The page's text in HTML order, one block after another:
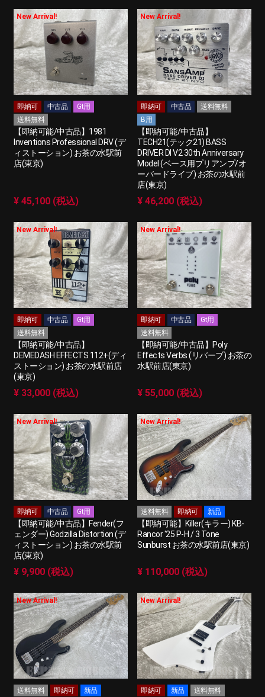
New Arrival!
即納可 中古品
Gt用
送料無料
【即納可能/中古品】1981
Inventions Professional DRV (デ
ィストーション) お茶の水駅前
店(東京)
¥ 45,100 (税込)
New Arrival!
即納可 中古品
送料無料
B用
【即納可能/中古品】
TECH21(テック21) BASS
DRIVER DI V2 30th Anniversary
Model (ベース用プリアンプ/オ
ーバードライブ) お茶の水駅前
店(東京)
¥ 46,200 (税込)
New Arrival!
即納可 中古品
Gt用
送料無料
【即納可能/中古品】
DEMEDASH EFFECTS 112+(ディ
ストーション) お茶の水駅前店
(東京)
¥ 33,000 (税込)
New Arrival!
即納可 中古品
Gt用
送料無料
【即納可能/中古品】Poly
Effects Verbs (リバーブ) お茶の
水駅前店(東京)
¥ 55,000 (税込)
New Arrival!
即納可 中古品 Gt用
【即納可能/中古品】Fender(フ
ェンダー) Godzilla Distortion (デ
ィストーション) お茶の水駅前
店(東京)
¥ 9,900 (税込)
New Arrival!
送料無料 即納可 新品
【即納可能】Killer(キラー) KB-
Rancor '25 P-H / 3 Tone
Sunburst お茶の水駅前店(東京)
¥ 110,000 (税込)
New Arrival!
送料無料 即納可 新品
New Arrival!
即納可 新品 送料無料